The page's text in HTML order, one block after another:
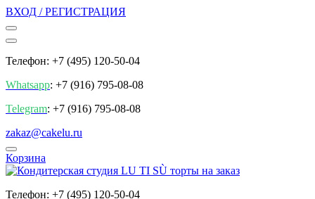
ВХОД / РЕГИСТРАЦИЯ
Телефон: +7 (495) 120-50-04
Whatsapp: +7 (916) 795-08-08
Telegram: +7 (916) 795-08-08
zakaz@cakelu.ru
Корзина
Телефон: +7 (495) 120-50-04